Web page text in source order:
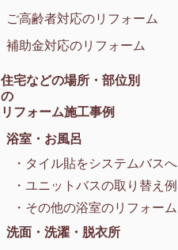
ご高齢者対応のリフォーム
補助金対応のリフォーム
住宅などの場所・部位別
の
リフォーム施工事例
浴室・お風呂
・タイル貼をシステムバスへ
・ユニットバスの取り替え例
・その他の浴室のリフォーム
洗面・洗濯・脱衣所